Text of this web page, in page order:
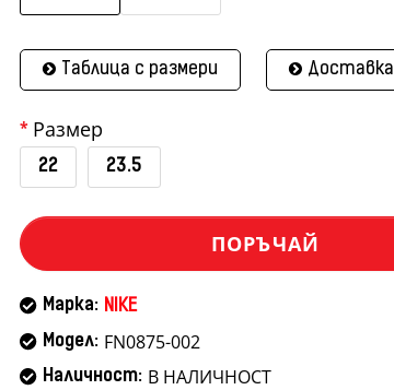
Таблица с размери Доставка
Размер
22 23.5
ПОРЪЧАЙ
Марка: NIKE
Модел: FN0875-002
Наличност: В НАЛИЧНОСТ